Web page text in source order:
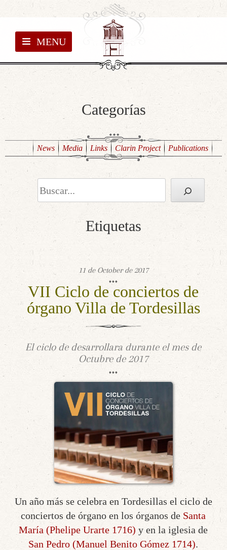
MENU
Categorías
News Media Links Clarin Project Publications
Search
Etiquetas
11 de October de 2017
VII Ciclo de conciertos de
órgano Villa de Tordesillas
El ciclo de desarrollara durante el mes de
Octubre de 2017
Un año más se celebra en Tordesillas el ciclo de
conciertos de órgano en los órganos de Santa
María (Phelipe Urarte 1716) y en la iglesia de
San Pedro (Manuel Benito Gómez 1714).